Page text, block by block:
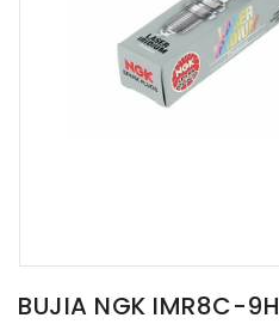
BUJIA NGK IMR8C-9H